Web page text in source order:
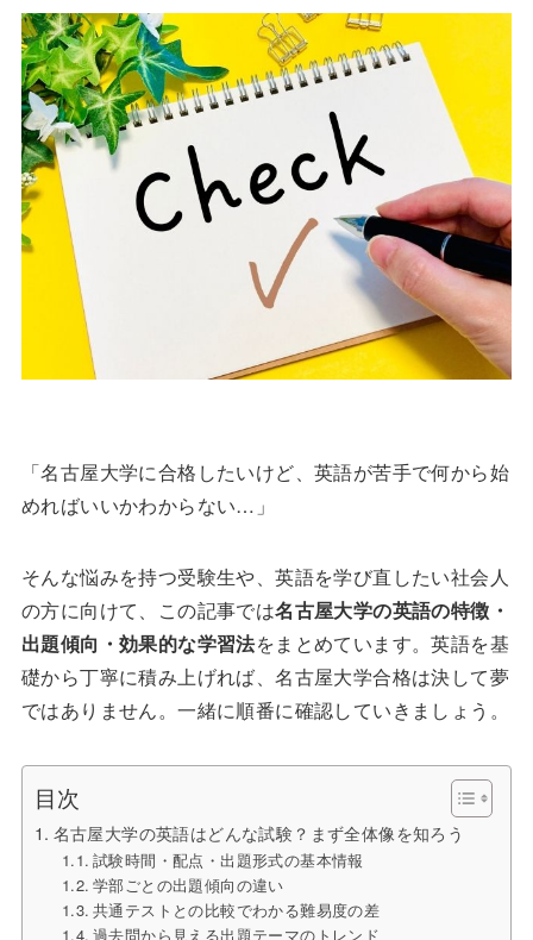
「名古屋大学に合格したいけど、英語が苦手で何から始
めればいいかわからない…」
そんな悩みを持つ受験生や、英語を学び直したい社会人
の方に向けて、この記事では名古屋大学の英語の特徴・
出題傾向・効果的な学習法をまとめています。英語を基
礎から丁寧に積み上げれば、名古屋大学合格は決して夢
ではありません。一緒に順番に確認していきましょう。
目次
名古屋大学の英語はどんな試験？まず全体像を知ろう
試験時間・配点・出題形式の基本情報
学部ごとの出題傾向の違い
共通テストとの比較でわかる難易度の差
過去問から見える出題テーマのトレンド